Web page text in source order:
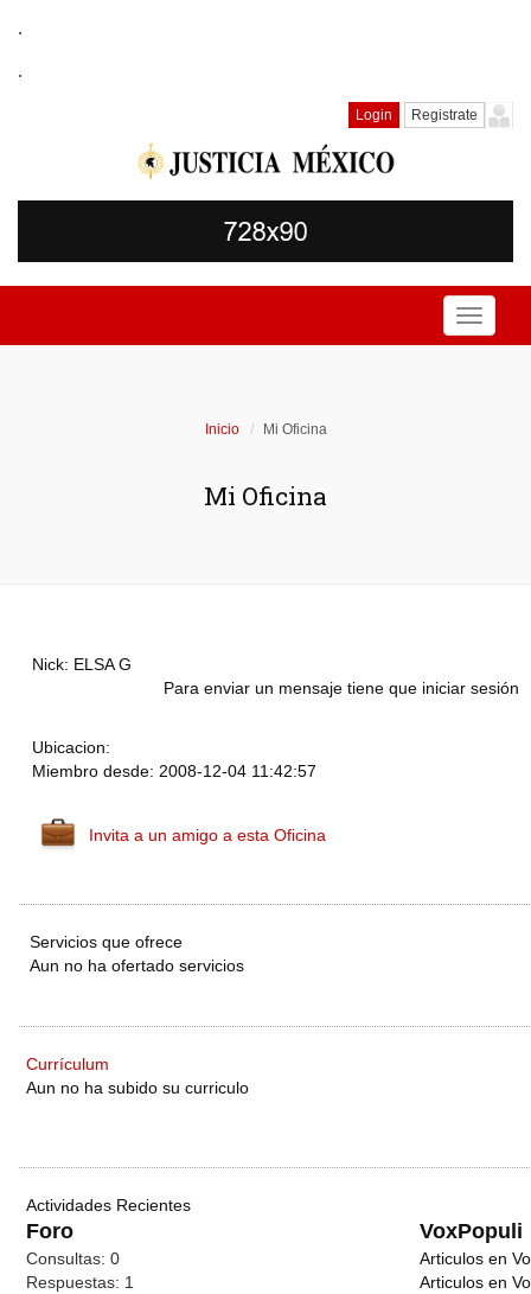
.
.
Login Registrate
Toggle
Inicio Mi Oficina
Mi Oficina
Nick: ELSA G
Para enviar un mensaje tiene que iniciar sesión
Ubicacion:
Miembro desde: 2008-12-04 11:42:57
Invita a un amigo a esta Oficina
Servicios que ofrece
Aun no ha ofertado servicios
Currículum
Aun no ha subido su curriculo
Actividades Recientes
Foro VoxPopuli
Consultas: 0
Respuestas: 1
Articulos en
Articulos en